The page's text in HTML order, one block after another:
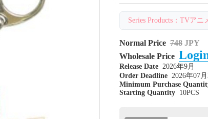
Series Products：TVア
Normal Price 748 JPY
Wholesale Price
Release Date 2026年9月
Order Deadline 2026年07月
Minimum Purchase
Starting Quantity
10PCS